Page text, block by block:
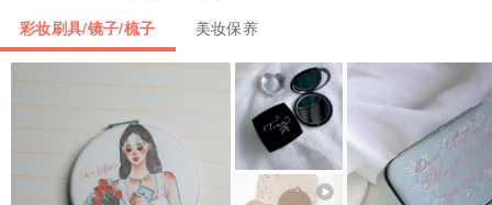
彩妆刷具/镜子/梳子 美妆保养